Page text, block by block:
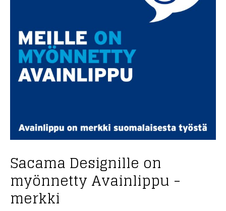
Sacama Designille on
myönnetty Avainlippu -
merkki